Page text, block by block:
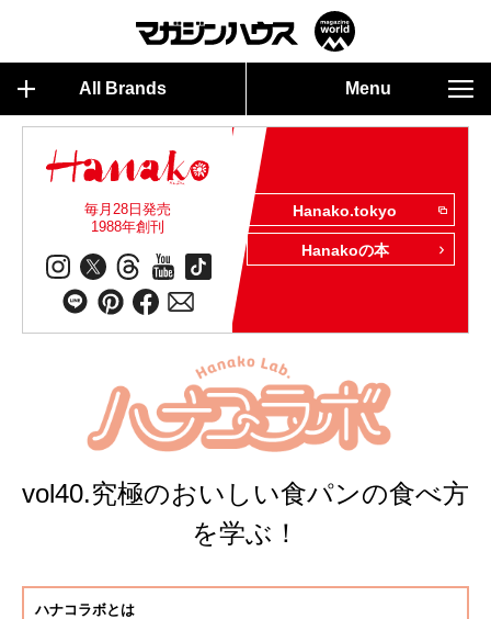
All Brands Menu
毎月28日発売
1988年創刊
Hanako.tokyo
Hanakoの本
vol40.究極のおいしい食パンの食べ方
を学ぶ！
ハナコラボとは